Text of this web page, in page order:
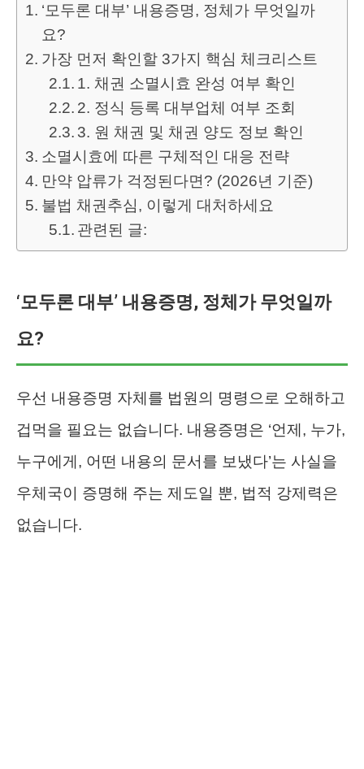
‘모두론 대부’ 내용증명, 정체가 무엇일까
요?
가장 먼저 확인할 3가지 핵심 체크리스트
1. 채권 소멸시효 완성 여부 확인
2. 정식 등록 대부업체 여부 조회
3. 원 채권 및 채권 양도 정보 확인
소멸시효에 따른 구체적인 대응 전략
만약 압류가 걱정된다면? (2026년 기준)
불법 채권추심, 이렇게 대처하세요
관련된 글:
‘모두론 대부’ 내용증명, 정체가 무엇일까
요?
우선 내용증명 자체를 법원의 명령으로 오해하고
겁먹을 필요는 없습니다. 내용증명은 ‘언제, 누가,
누구에게, 어떤 내용의 문서를 보냈다’는 사실을
우체국이 증명해 주는 제도일 뿐, 법적 강제력은
없습니다.